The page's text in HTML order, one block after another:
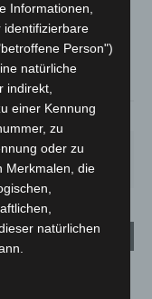
16.1°
14°
17%
MO.
35° 20
Informationen,
identifizierbare
Person")
natürliche
indirekt,
einer Kennung
zu
oder zu
Merkmalen, die
natürlichen